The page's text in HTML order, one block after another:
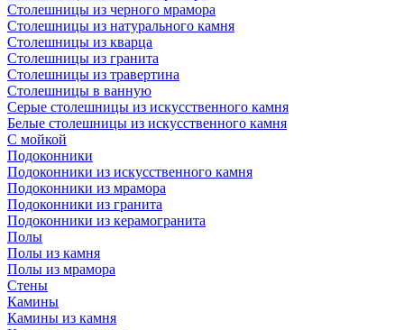
Столешницы из черного мрамора
Столешницы из натурального камня
Столешницы из кварца
Столешницы из гранита
Столешницы из травертина
Столешницы в ванную
Серые столешницы из искусственного камня
Белые столешницы из искусственного камня
С мойкой
Подоконники
Подоконники из искусственного камня
Подоконники из мрамора
Подоконники из гранита
Подоконники из керамогранита
Полы
Полы из камня
Полы из мрамора
Стены
Камины
Камины из камня